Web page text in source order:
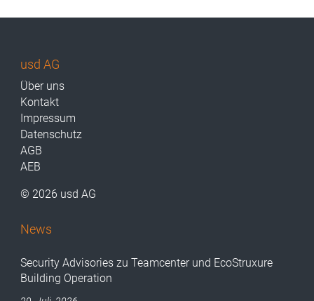
usd AG
Über uns
Kontakt
Impressum
Datenschutz
AGB
AEB
© 2026 usd AG
News
Security Advisories zu Teamcenter und EcoStruxure
Building Operation